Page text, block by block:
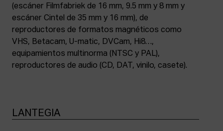
(escáner Filmfabriek de 16 mm, 9.5 mm y 8 mm y
escáner Cintel de 35 mm y 16 mm), de
reproductores de formatos magnéticos como
VHS, Betacam, U-matic, DVCam, Hi8…,
equipamientos multinorma (NTSC y PAL),
reproductores de audio (CD, DAT, vinilo, casete).
LANTEGIA